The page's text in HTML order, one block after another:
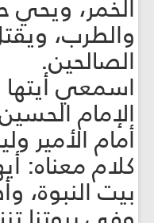
الخمر،
والطرب،
الصالحين.
اسمعي
الإمام
أمام الأمير
كلام معناه:
بيت النبوة،